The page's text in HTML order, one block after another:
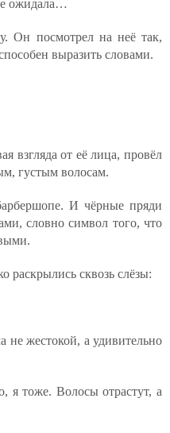
ожидала…
Он посмотрел на неё так,
выразить словами.
взгляда от её лица, провёл
густым волосам.
И чёрные пряди
словно символ того, что
раскрылись сквозь слёзы:
не жестокой, а удивительно
я тоже. Волосы отрастут, а